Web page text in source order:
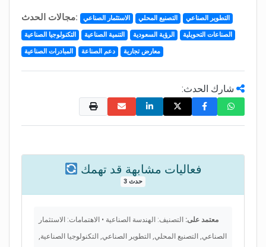
مجالات الحدث: الاستثمار الصناعي التصنيع المحلي التطوير الصناعي
التكنولوجيا الصناعية التنمية الصناعية الرؤية السعودية الصناعات التحويلية
المبادرات الصناعية دعم الصناعة معارض تجارية
شارك الحدث:
فعاليات مشابهة قد تهمك
3 حدث
معتمد على: التصنيف: الهندسة الصناعية • الاهتمامات: الاستثمار
الصناعي, التصنيع المحلي, التطوير الصناعي, التكنولوجيا الصناعية,